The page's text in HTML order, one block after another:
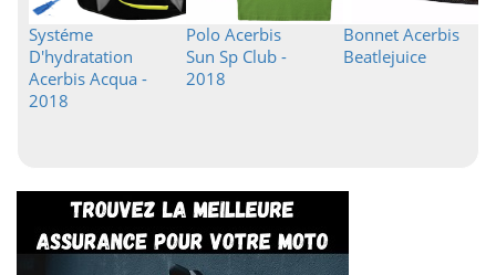
Systéme
D'hydratation
Acerbis Acqua -
2018
Polo Acerbis
Sun Sp Club -
2018
Bonnet Acerbis
Beatlejuice